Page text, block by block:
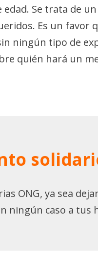
Se trata de
Es un favor
ningún tipo de
quién hará un
ONG, ya sea
ningún caso a tus